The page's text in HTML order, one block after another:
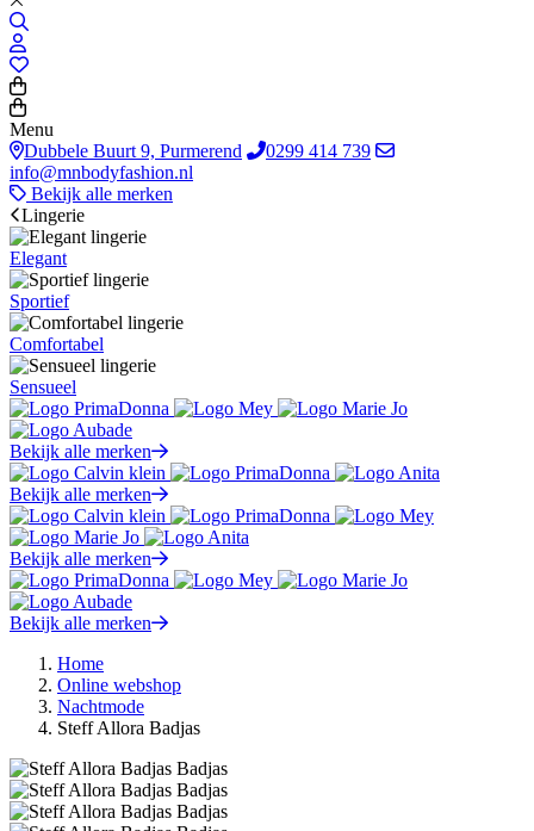
Menu
Dubbele Buurt 9, Purmerend
0299 414 739
info@mnbodyfashion.nl
Bekijk alle merken
Lingerie
Elegant
Sportief
Comfortabel
Sensueel
Bekijk alle merken
Bekijk alle merken
Bekijk alle merken
Bekijk alle merken
Home
Online webshop
Nachtmode
Steff Allora Badjas